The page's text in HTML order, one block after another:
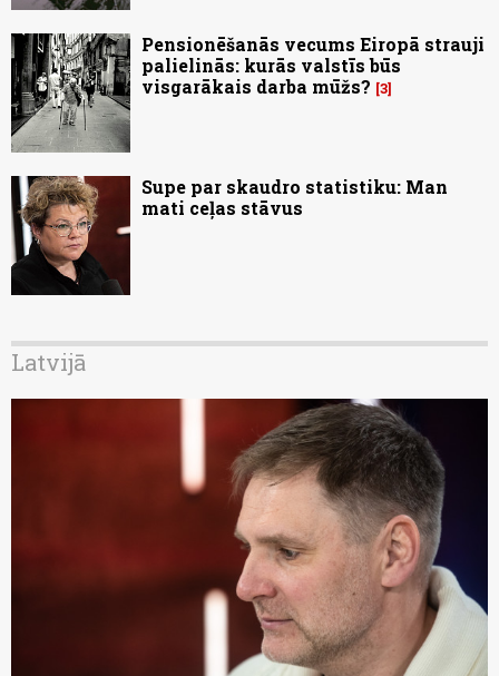
Pensionēšanās vecums Eiropā strauji
palielinās: kurās valstīs būs
visgarākais darba mūžs? 3
Supe par skaudro statistiku: Man
mati ceļas stāvus
Latvijā